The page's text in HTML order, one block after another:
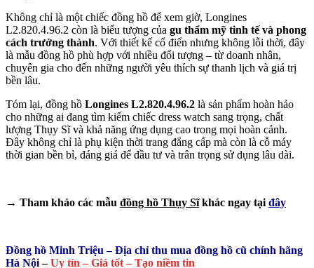
Không chỉ là một chiếc đồng hồ để xem giờ, Longines
L2.820.4.96.2 còn là biểu tượng của gu thẩm mỹ tinh tế và phong
cách trưởng thành. Với thiết kế cổ điển nhưng không lỗi thời, đây
là mẫu đồng hồ phù hợp với nhiều đối tượng – từ doanh nhân,
chuyên gia cho đến những người yêu thích sự thanh lịch và giá trị
bền lâu.
Tóm lại, đồng hồ Longines L2.820.4.96.2 là sản phẩm hoàn hảo
cho những ai đang tìm kiếm chiếc dress watch sang trọng, chất
lượng Thụy Sĩ và khả năng ứng dụng cao trong mọi hoàn cảnh.
Đây không chỉ là phụ kiện thời trang đẳng cấp mà còn là cỗ máy
thời gian bền bỉ, đáng giá để đầu tư và trân trọng sử dụng lâu dài.
→ Tham khảo các mẫu đồng hồ Thụy Sĩkhác ngay tại đây
Đồng hồ Minh Triệu – Địa chỉ thu mua đồng hồ cũ chính hãng
Hà Nội–Uy tín – Giá tốt – Tạo niềm tin